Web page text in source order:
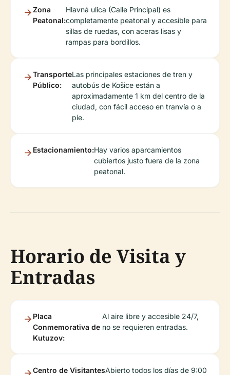
Zona
Peatonal:
Hlavná ulica (Calle Principal) es
completamente peatonal y accesible para
sillas de ruedas, con aceras lisas y
rampas para bordillos.
Transporte
Público:
Las principales estaciones de tren y
autobús de Košice están a
aproximadamente 1 km del centro de la
ciudad, con fácil acceso en tranvía o a
pie.
Estacionamiento:Hay varios aparcamientos
cubiertos justo fuera de la zona
peatonal.
Horario de Visita y
Entradas
Placa
Conmemorativa de
Kutuzov:
Al aire libre y accesible 24/7,
no se requieren entradas.
Centro de VisitantesAbierto todos los días de 9:00